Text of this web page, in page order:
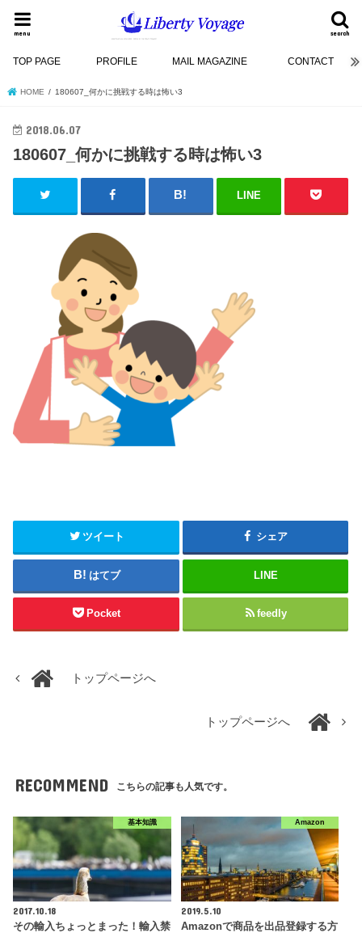
search
menu
TOP PAGE PROFILE MAIL MAGAZINE CONTACT
HOME 180607_何かに挑戦する時は怖い3
2018.06.07
180607_何かに挑戦する時は怖い3
LINE
ツイート シェア
はてブ LINE
Pocket feedly
トップページへ
トップページへ
RECOMMEND こちらの記事も人気です。
基本知識
2017.10.18
その輸入ちょっとまった！輸入禁
Amazon
2019.5.10
Amazonで商品を出品登録する方